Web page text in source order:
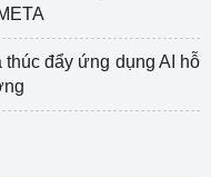
đẩy ứng dụng AI hỗ